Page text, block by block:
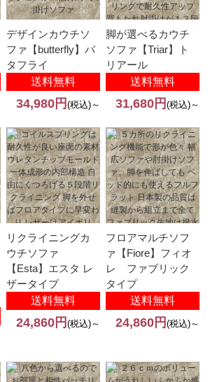
デザインカウチソ
ファ【butterfly】バ
送料無料
34,980円 (税込)～
脚が選べるカウチ
ソファ【Triar】ト
送料無料
31,680円 (税込)～
リクライニングカ
ウチソファ
【Esta】エスタ レ
送料無料
24,860円 (税込)～
フロアマルチソフ
ァ【Fiore】フィオ
レ ファブリック
送料無料
24,860円 (税込)～